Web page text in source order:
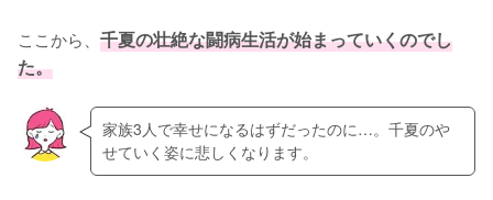
ここから、 千夏の壮絶な闘病生活が始まっていくのでし
た。
家族3人で幸せになるはずだったのに…。千夏のや
せていく姿に悲しくなります。